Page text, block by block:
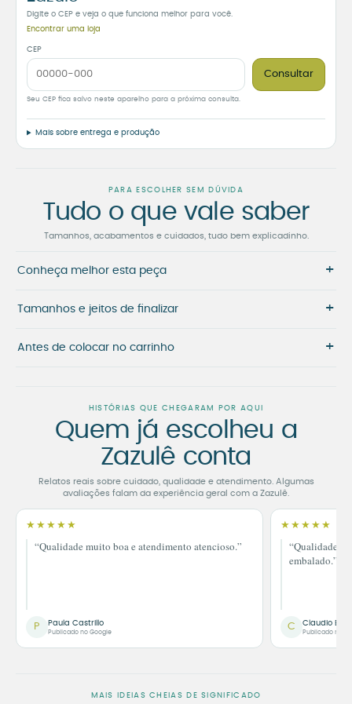
Digite o CEP e veja o que funciona melhor para você.
Encontrar uma loja
CEP
Consultar
Seu CEP fica salvo neste aparelho para a próxima consulta.
Mais sobre entrega e produção
PARA ESCOLHER SEM DÚVIDA
Tudo o que vale saber
Tamanhos, acabamentos e cuidados, tudo bem explicadinho.
Conheça melhor esta peça +
Tamanhos e jeitos de finalizar +
Antes de colocar no carrinho +
HISTÓRIAS QUE CHEGARAM POR AQUI
Quem já escolheu a
Zazulê conta
Relatos reais sobre cuidado, qualidade e atendimento. Algumas
avaliações falam da experiência geral com a Zazulê.
★★★★★
“Qualidade muito boa e atendimento atencioso.”
P Paula Castrillo
Publicado no Google
★★★★★
“Qualidade
embalado.”
C Claudio
Publicado no
MAIS IDEIAS CHEIAS DE SIGNIFICADO